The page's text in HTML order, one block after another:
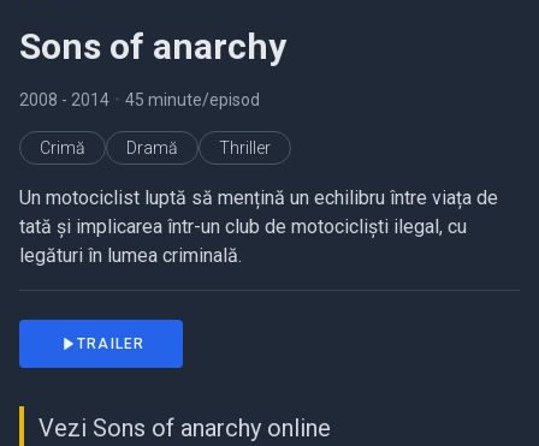
Sons of anarchy
2008 - 2014 • 45 minute/episod
Crimă Dramă Thriller
Un motociclist luptă să mențină un echilibru între viața de
tată și implicarea într-un club de motocicliști ilegal, cu
legături în lumea criminală.
TRAILER
Vezi Sons of anarchy online